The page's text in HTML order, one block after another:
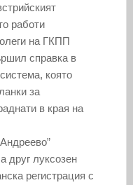
работи
на ГКПП
справка в
която
за
в края на
друг луксозен
регистрация с